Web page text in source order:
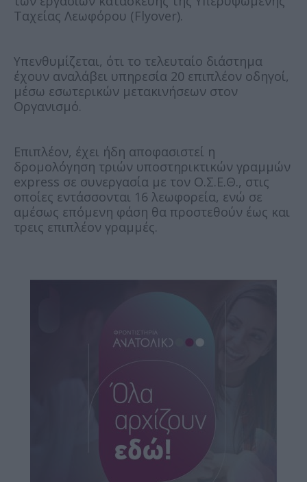
Ταχείας Λεωφόρου (Flyover).
Υπενθυμίζεται, ότι το τελευταίο διάστημα
έχουν αναλάβει υπηρεσία 20 επιπλέον οδηγοί,
μέσω εσωτερικών μετακινήσεων στον
Οργανισμό.
Επιπλέον, έχει ήδη αποφασιστεί η
δρομολόγηση τριών υποστηρικτικών γραμμών
express σε συνεργασία με τον Ο.Σ.Ε.Θ., στις
οποίες εντάσσονται 16 λεωφορεία, ενώ σε
αμέσως επόμενη φάση θα προστεθούν έως και
τρεις επιπλέον γραμμές.